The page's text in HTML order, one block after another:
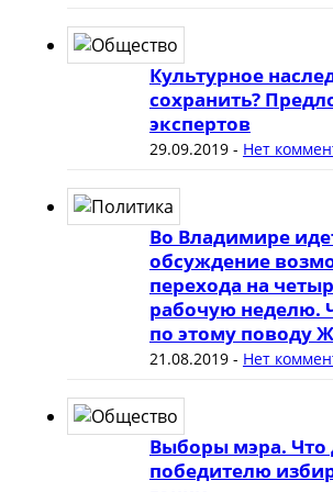
Культурное
сохранить?
экспертов
29.09.2019- Нет
Во Владимире
обсуждение
перехода на
рабочую неделю.
по этому поводу
21.08.2019- Нет
Выборы мэра. Что
победителю